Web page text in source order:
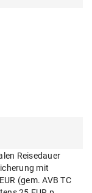
Reisedauer
mit
(gem. AVB TC